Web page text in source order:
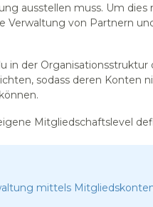
ausstellen muss. Um dies
Verwaltung von Partnern
in der Organisationsstruktur
sodass deren Konten
Mitgliedschaftslevel
mittels